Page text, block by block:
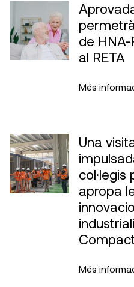
de HNA-
al RETA
Més
Una
col·legis
apropa
Més